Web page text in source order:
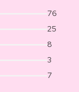
76
25
8
3
7